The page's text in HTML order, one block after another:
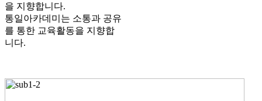
을 지향합니다.
통일아카데미는 소통과 공유
를 통한 교육활동을 지향합
니다.